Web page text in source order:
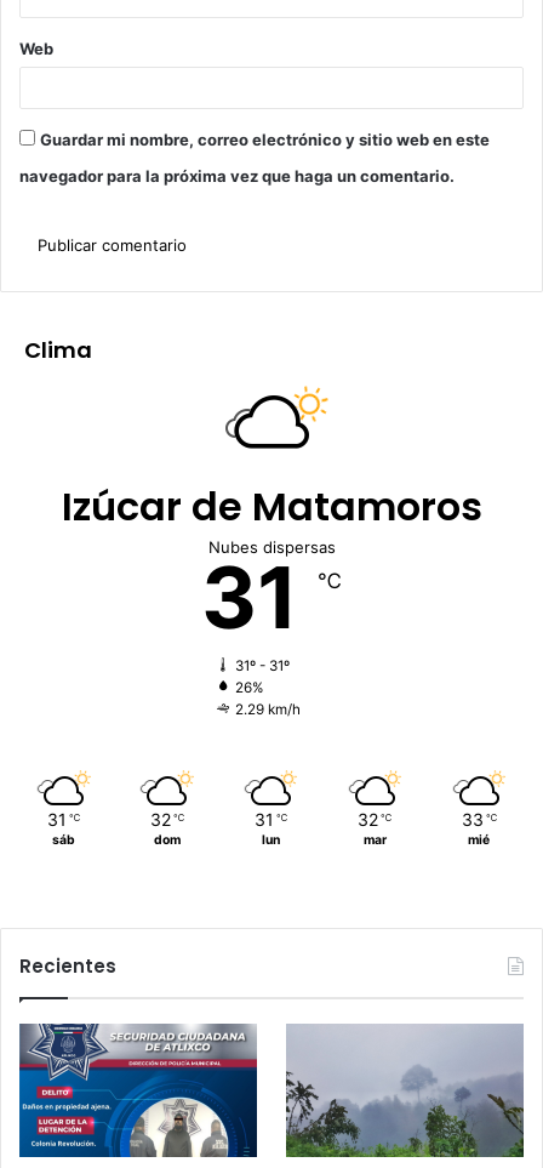
Web
Guardar mi nombre, correo electrónico y sitio web en este
navegador para la próxima vez que haga un comentario.
Clima
Izúcar de Matamoros
Nubes dispersas
31 ℃
31º - 31º
26%
2.29 km/h
31 ℃
sáb
32 ℃
dom
31 ℃
lun
32 ℃
mar
33 ℃
mié
Recientes